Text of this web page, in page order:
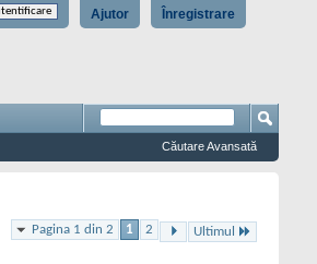
Înregistrare
Ajutor
Căutare Avansată
Pagina 1 din 2 1 2 Ultimul